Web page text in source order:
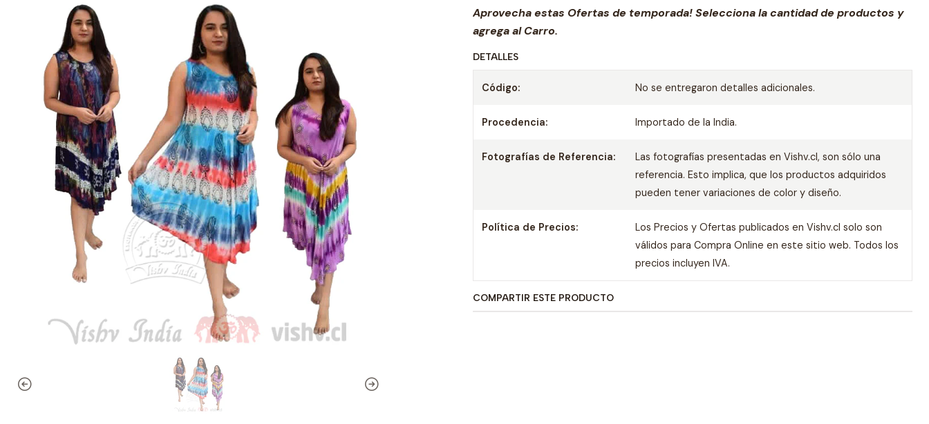
Aprovecha estas Ofertas de temporada! Selecciona la cantidad de productos y
agrega al Carro.
DETALLES
Código: No se entregaron detalles adicionales.
Procedencia: Importado de la India.
Fotografías de Referencia:
Las fotografías presentadas en Vishv.cl, son sólo una
referencia. Esto implica, que los productos adquiridos
pueden tener variaciones de color y diseño.
Política de Precios:
Los Precios y Ofertas publicados en Vishv.cl solo son
válidos para Compra Online en este sitio web. Todos los
precios incluyen IVA.
COMPARTIR ESTE PRODUCTO